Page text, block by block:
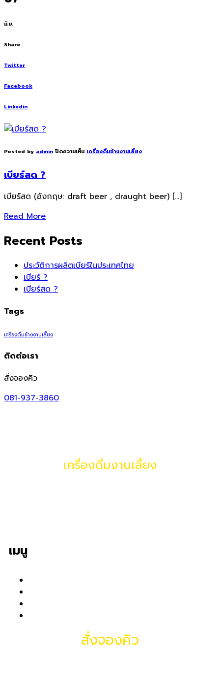
มิ.ย.
Share
Twitter
Facebook
Linkedin
Posted by admin ปิดความเห็น เครื่องดื่มช้างงานเลี้ยง
เบียร์สด ?
เบียร์สด (อังกฤษ: draft beer , draught beer) […]
Read More
Recent Posts
ประวัติการผลิตเบียร์ในประเทศไทย
เบียร์ ?
เบียร์สด ?
Tags
เครื่องดื่มช้างงานเลี้ยง
ติดต่อเรา
สั่งจองคิว
081-937-3860
เครื่องดื่มงานเลี้ยง
เมนู
สั่งจองคิว